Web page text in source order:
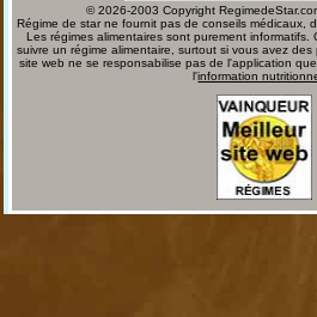
© 2026-2003 Copyright
Régime de star ne fournit pas de conseils médicaux,
Les régimes alimentaires sont purement informatifs.
suivre un régime alimentaire, surtout si vous avez
site web ne se responsabilise pas de l'application
l'information